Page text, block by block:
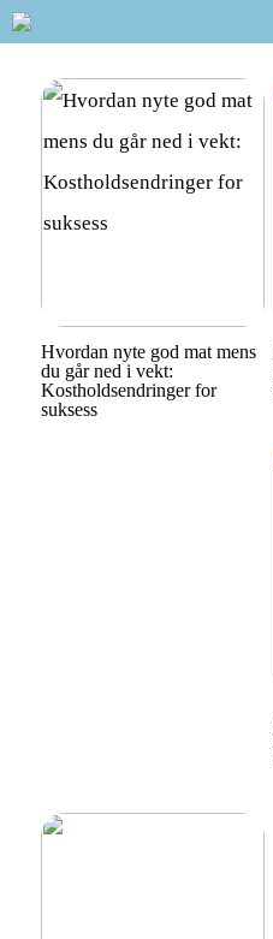
Hvordan nyte god mat mens
du går ned i vekt:
Kostholdsendringer for
suksess